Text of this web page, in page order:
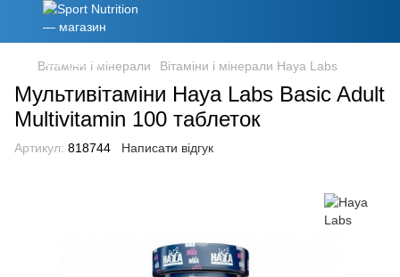
Вітаміни і мінерали Вітаміни і мінерали Haya Labs
Мультивітаміни Haya Labs Basic Adult
Multivitamin 100 таблеток
Артикул: 818744 Написати відгук